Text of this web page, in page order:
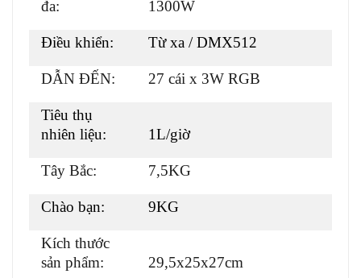
đa:
1300W
Điều khiển: Từ xa / DMX512
DẪN ĐẾN: 27 cái x 3W RGB
Tiêu thụ
nhiên liệu:
1L/giờ
Tây Bắc: 7,5KG
Chào bạn: 9KG
Kích thước
sản phẩm:
29,5x25x27cm